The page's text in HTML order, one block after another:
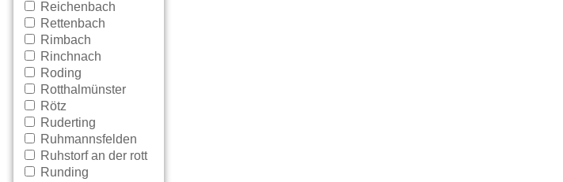
Reichenbach
Rettenbach
Rimbach
Rinchnach
Roding
Rotthalmünster
Rötz
Ruderting
Ruhmannsfelden
Ruhstorf an der rott
Runding